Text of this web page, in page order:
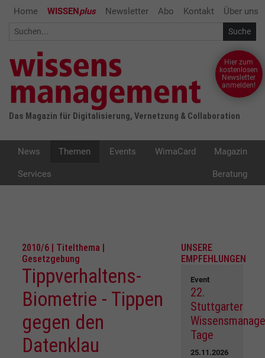
Home WISSENplus Newsletter Abo Kontakt Über uns
Das Magazin für Digitalisierung, Vernetzung & Collaboration
Hier zum
kostenlosen
Newsletter
anmelden!
News Themen Events WimaCard Magazin
Services Beratung
2010/6 | Titelthema |
Gesetzgebung
Tippverhaltens-
Biometrie - Tippen
gegen den
Datenklau
UNSERE
EMPFEHLUNGEN
Event
22.
Stuttgarter
Tage
25.11.2026